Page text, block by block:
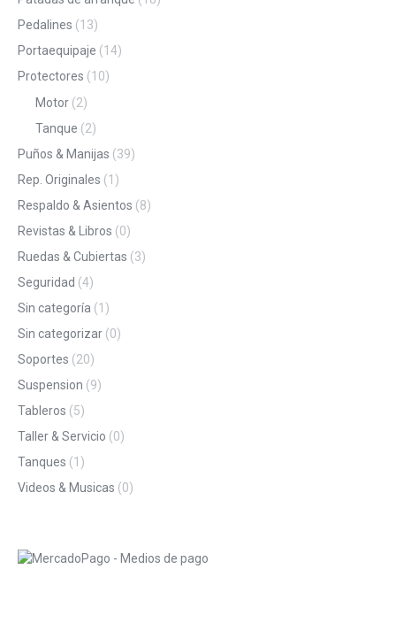
Pedalines (13)
Portaequipaje (14)
Protectores (10)
Motor (2)
Tanque (2)
Puños & Manijas (39)
Rep. Originales (1)
Respaldo & Asientos (8)
Revistas & Libros (0)
Ruedas & Cubiertas (3)
Seguridad (4)
Sin categoría (1)
Sin categorizar (0)
Soportes (20)
Suspension (9)
Tableros (5)
Taller & Servicio (0)
Tanques (1)
Videos & Musicas (0)